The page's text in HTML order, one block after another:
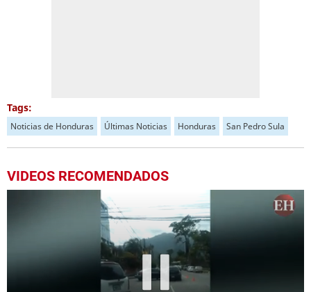
Tags:
Noticias de Honduras Últimas Noticias Honduras San Pedro Sula
VIDEOS RECOMENDADOS